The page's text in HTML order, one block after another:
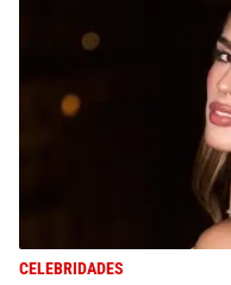
CELEBRIDADES